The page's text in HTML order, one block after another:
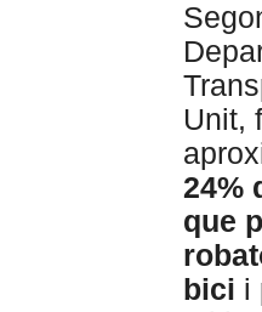
Unit,
24%
que
bici i